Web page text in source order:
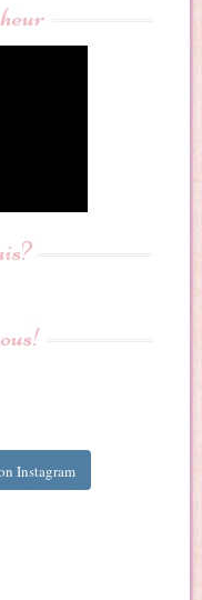
Instagram